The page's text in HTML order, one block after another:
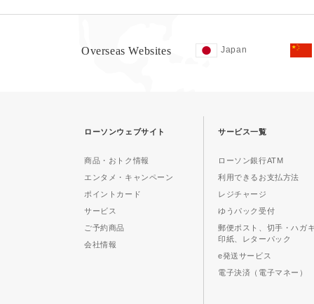
Overseas Websites Japan
ローソンウェブサイト
商品・おトク情報
エンタメ・キャンペーン
ポイントカード
サービス
ご予約商品
会社情報
サービス一覧
ローソン銀行ATM
利用できるお支払方法
レジチャージ
ゆうパック受付
郵便ポスト、切手・ハガ
印紙、レターパック
e発送サービス
電子決済（電子マネー）